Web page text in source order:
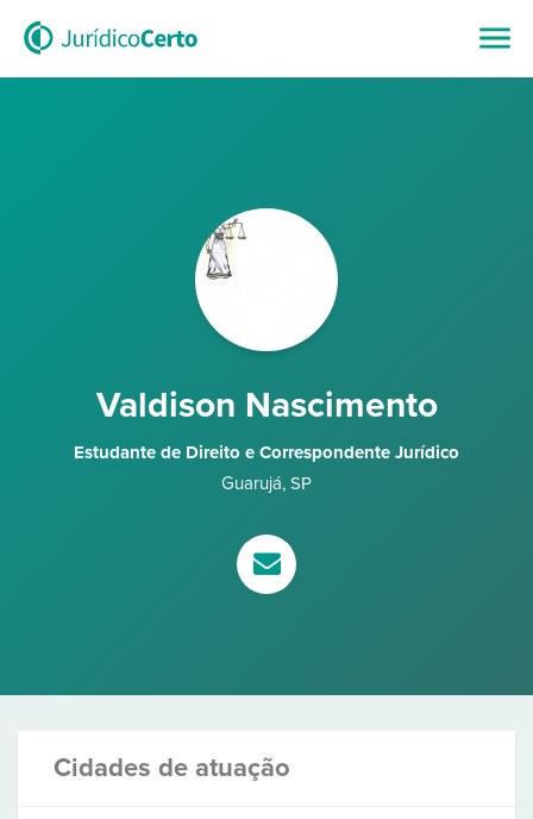
Valdison Nascimento
Estudante de Direito e Correspondente Jurídico
Guarujá, SP
Cidades de atuação